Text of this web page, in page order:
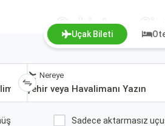
Sırbistan -
Uçak Bileti
Nereye
Sadece aktarmasız